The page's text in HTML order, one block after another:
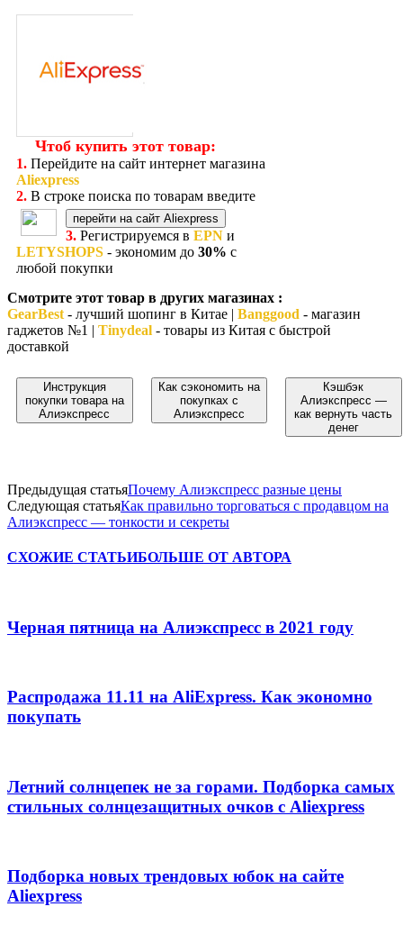
Чтоб купить этот товар:
1. Перейдите на сайт интернет магазина
Aliexpress
2. В строке поиска по товарам введите
перейти на сайт Aliexpress
3. Регистрируемся в EPN и
LETYSHOPS - экономим до 30% с
любой покупки
Смотрите этот товар в других магазинах :
GearBest - лучший шопинг в Китае | Banggood - магазин
гаджетов №1 | Tinydeal - товары из Китая с быстрой
доставкой
Инструкция
покупки товара на
Алиэкспресс
Как сэкономить на
покупках с
Алиэкспресс
Кэшбэк
Алиэкспресс —
как вернуть часть
денег
Предыдущая статьяПочему Алиэкспресс разные цены
Следующая статьяКак правильно торговаться с продавцом на
Алиэкспресс — тонкости и секреты
СХОЖИЕ СТАТЬИБОЛЬШЕ ОТ АВТОРА
Черная пятница на Алиэкспресс в 2021 году
Распродажа 11.11 на AliExpress. Как экономно
покупать
Летний солнцепек не за горами. Подборка самых
стильных солнцезащитных очков с Aliexpress
Подборка новых трендовых юбок на сайте
Aliexpress